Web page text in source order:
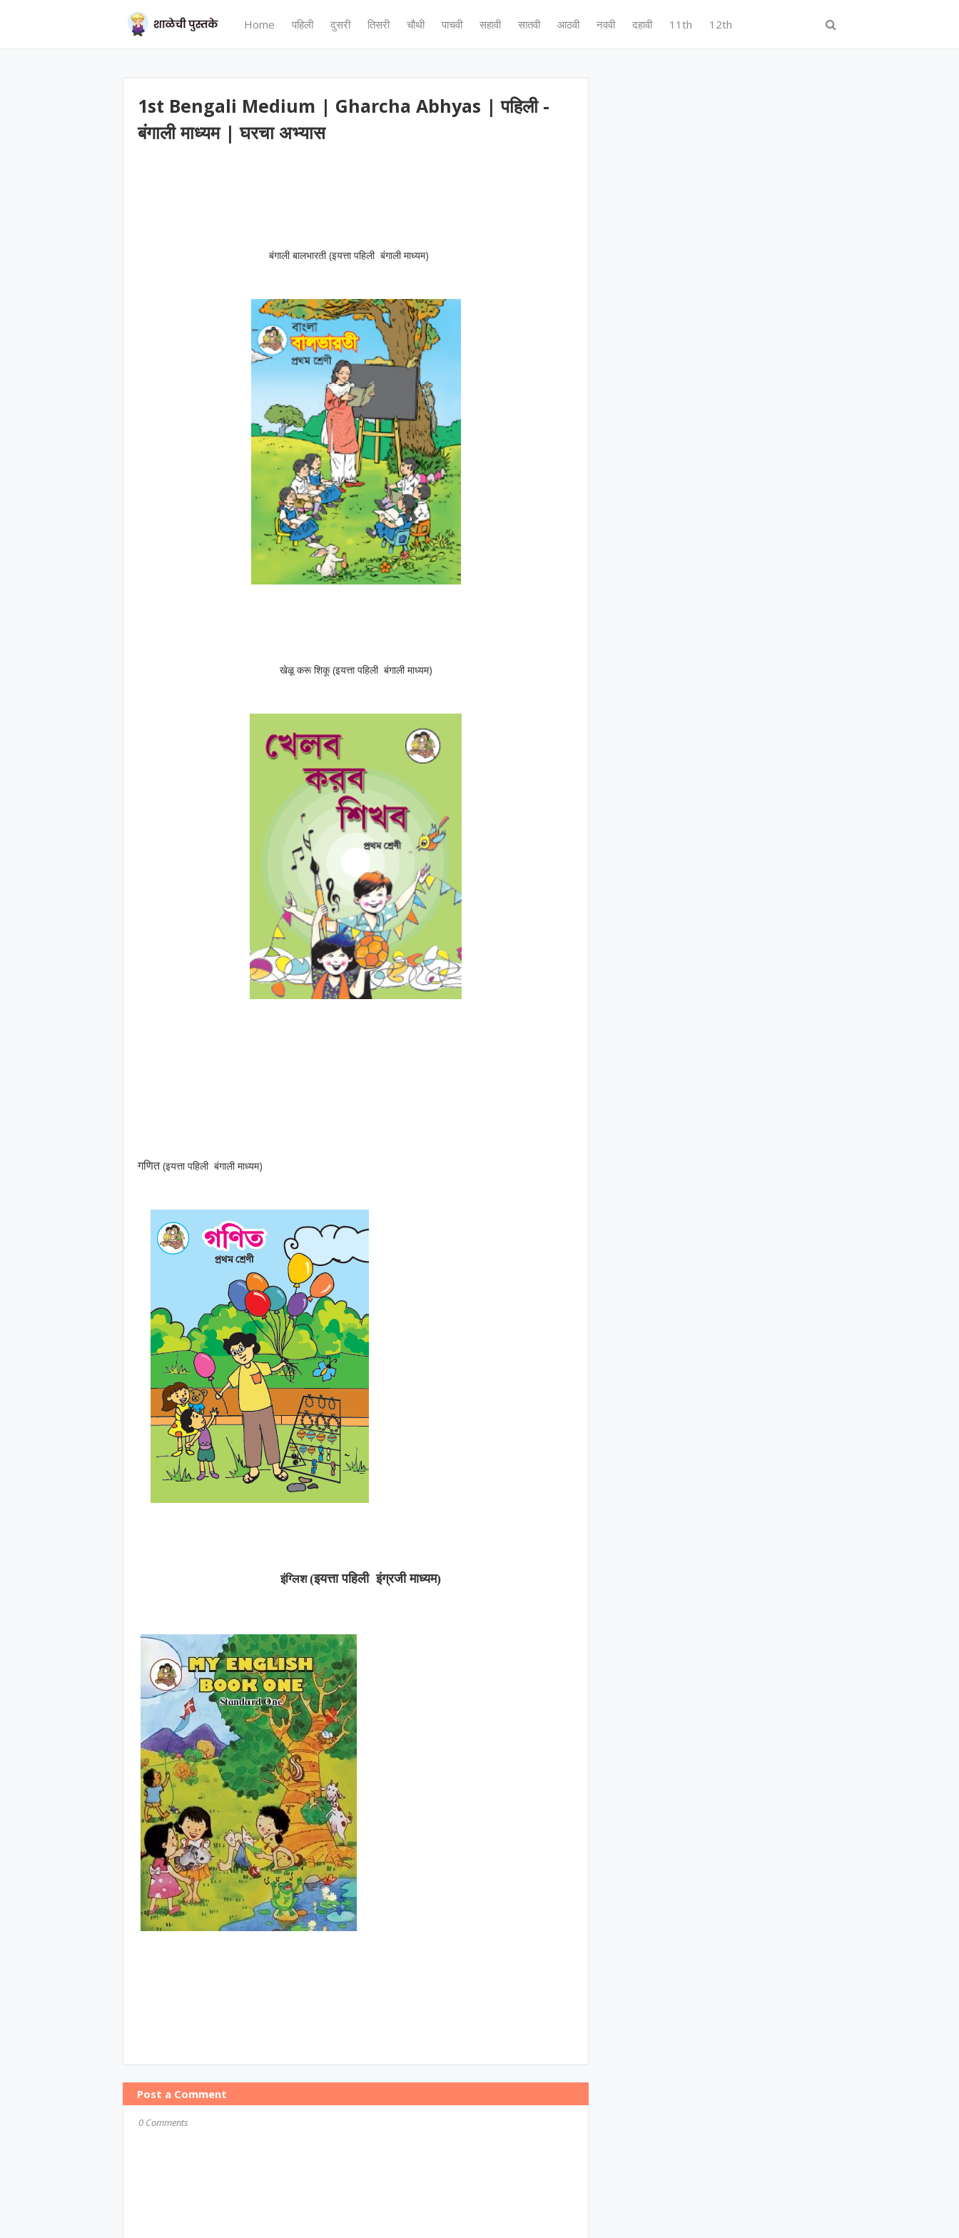
Home पहिली दुसरी तिसरी चौथी पाचवी सहावी सातवी आठवी नववी दहावी 11th 12th
1st Bengali Medium | Gharcha Abhyas | पहिली -
बंगाली माध्यम | घरचा अभ्यास
बंगाली बालभारती (इयत्ता पहिली बंगाली माध्यम)
खेळू करू शिकू (इयत्ता पहिली बंगाली माध्यम)
गणित(इयत्ता पहिली बंगाली माध्यम)
इंग्लिश(इयत्ता पहिली इंग्रजी माध्यम)
Post a Comment
0 Comments